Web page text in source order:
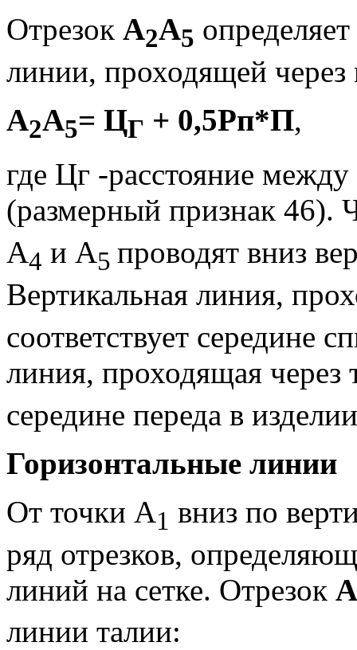
Отрезок А2А5
линии, про­ходящей через
А2А5= ЦГ + 0,5Рп*П,
где Цг -расстояние
(размерный при­знак 46).
А4 и А5 проводят вниз
Вертикальная линия,
соответствует середине
линия, проходящая через
середине переда в
Горизонтальные линии
От точки А1 вниз по
ряд от­резков,
линий на сетке. Отрезок А
линии талии: